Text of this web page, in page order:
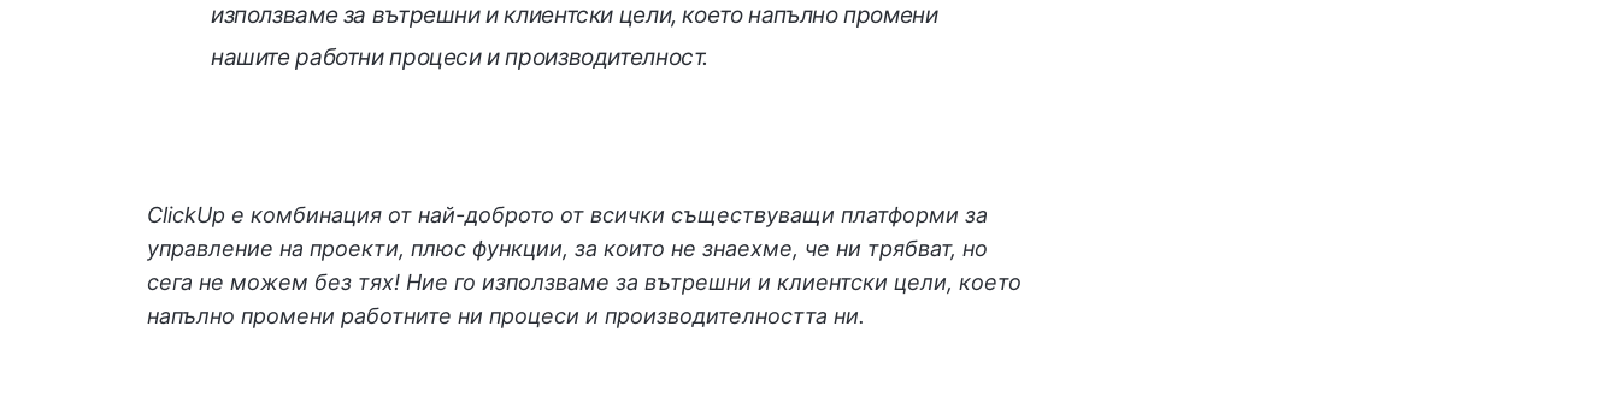
използваме за вътрешни и клиентски цели, което напълно промени
нашите работни процеси и производителност.
ClickUp е комбинация от най-доброто от всички съществуващи платформи за
управление на проекти, плюс функции, за които не знаехме, че ни трябват, но
сега не можем без тях! Ние го използваме за вътрешни и клиентски цели, което
напълно промени работните ни процеси и производителността ни.